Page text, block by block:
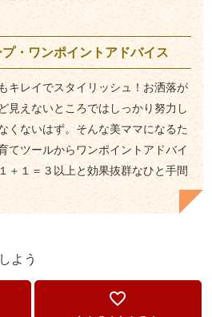
・ワンポイントアドバイス
キレイでスタイリッシュ！お洒落が
見えないところではしっかり努力し
くないはず。そんな美ママになるた
てツールからワンポイントアドバイ
＋１＝３以上と効果抜群なひと手間
よう
favorite_border